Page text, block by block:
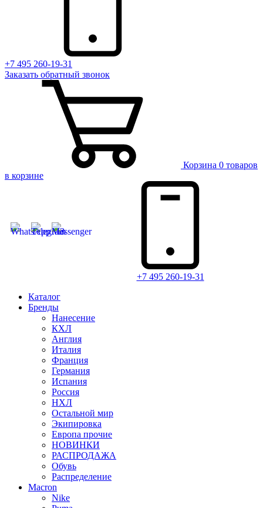
+7 495 260-19-31
Заказать обратный звонок
Корзина 0 товаров
в корзине
+7 495 260-19-31
Каталог
Бренды
Нанесение
КХЛ
Англия
Италия
Франция
Германия
Испания
Россия
НХЛ
Остальной мир
Экипировка
Европа прочие
НОВИНКИ
РАСПРОДАЖА
Обувь
Распределение
Macron
Nike